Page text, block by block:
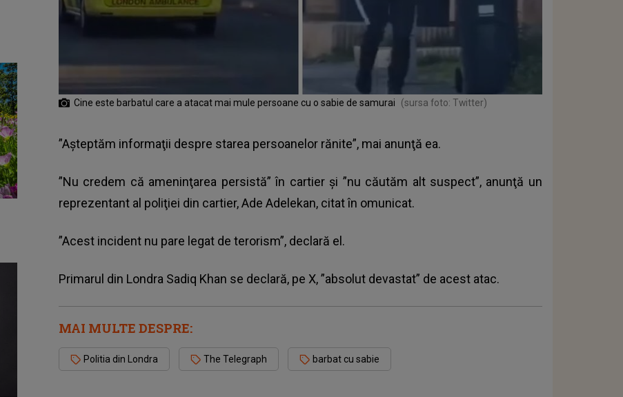
Cine este barbatul care a atacat mai mule persoane cu o sabie de samurai (sursa foto: Twitter)
”Aşteptăm informaţii despre starea persoanelor rănite”, mai anunţă ea.
”Nu credem că ameninţarea persistă” în cartier şi ”nu căutăm alt suspect”, anunţă un
reprezentant al poliţiei din cartier, Ade Adelekan, citat în omunicat.
”Acest incident nu pare legat de terorism”, declară el.
Primarul din Londra Sadiq Khan se declară, pe X, ”absolut devastat” de acest atac.
MAI MULTE DESPRE:
Politia din Londra The Telegraph barbat cu sabie